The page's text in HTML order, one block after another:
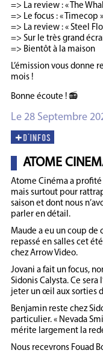
=> La review : « The
=> Le focus : « Timecop
=> La review : « Steel
=> Sur le très grand
=> Bientôt à la maison
L’émission vous donne
mois !
Bonne écoute ! 📻
Le 28 Septembre
ATOME
Atome Cinéma a profité
mais surtout pour
saison et dont nous
parler en détail.
Maude a eu un coup de
repassé en salles cet
chez Arrow Video.
Jovani a fait un focus,
Sidonis Calysta. Ce sera
jeter un œil aux sorties
Benjamin reste chez
particulier. « Nevada
mérite largement la
Nous recevrons Fouad